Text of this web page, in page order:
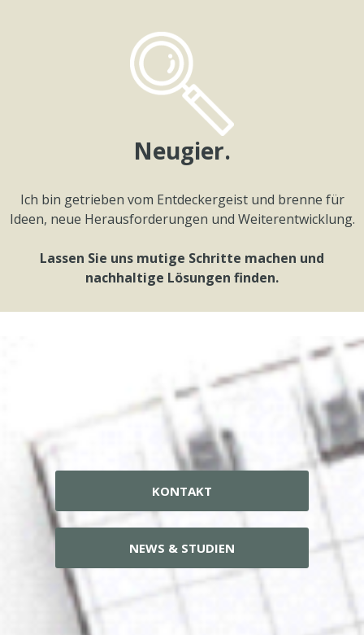
Neugier.
Ich bin getrieben vom Entdeckergeist und brenne für
Ideen, neue Herausforderungen und Weiterentwicklung.
Lassen Sie uns mutige Schritte machen und
nachhaltige Lösungen finden.
KONTAKT
NEWS & STUDIEN